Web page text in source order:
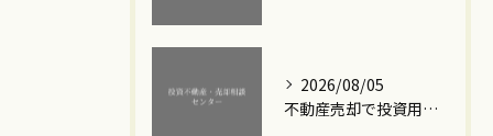
2026/08/05
不動産売却で投資用ワンルームの築年数を見極める損を抑えるタイミングと賢い出口戦略